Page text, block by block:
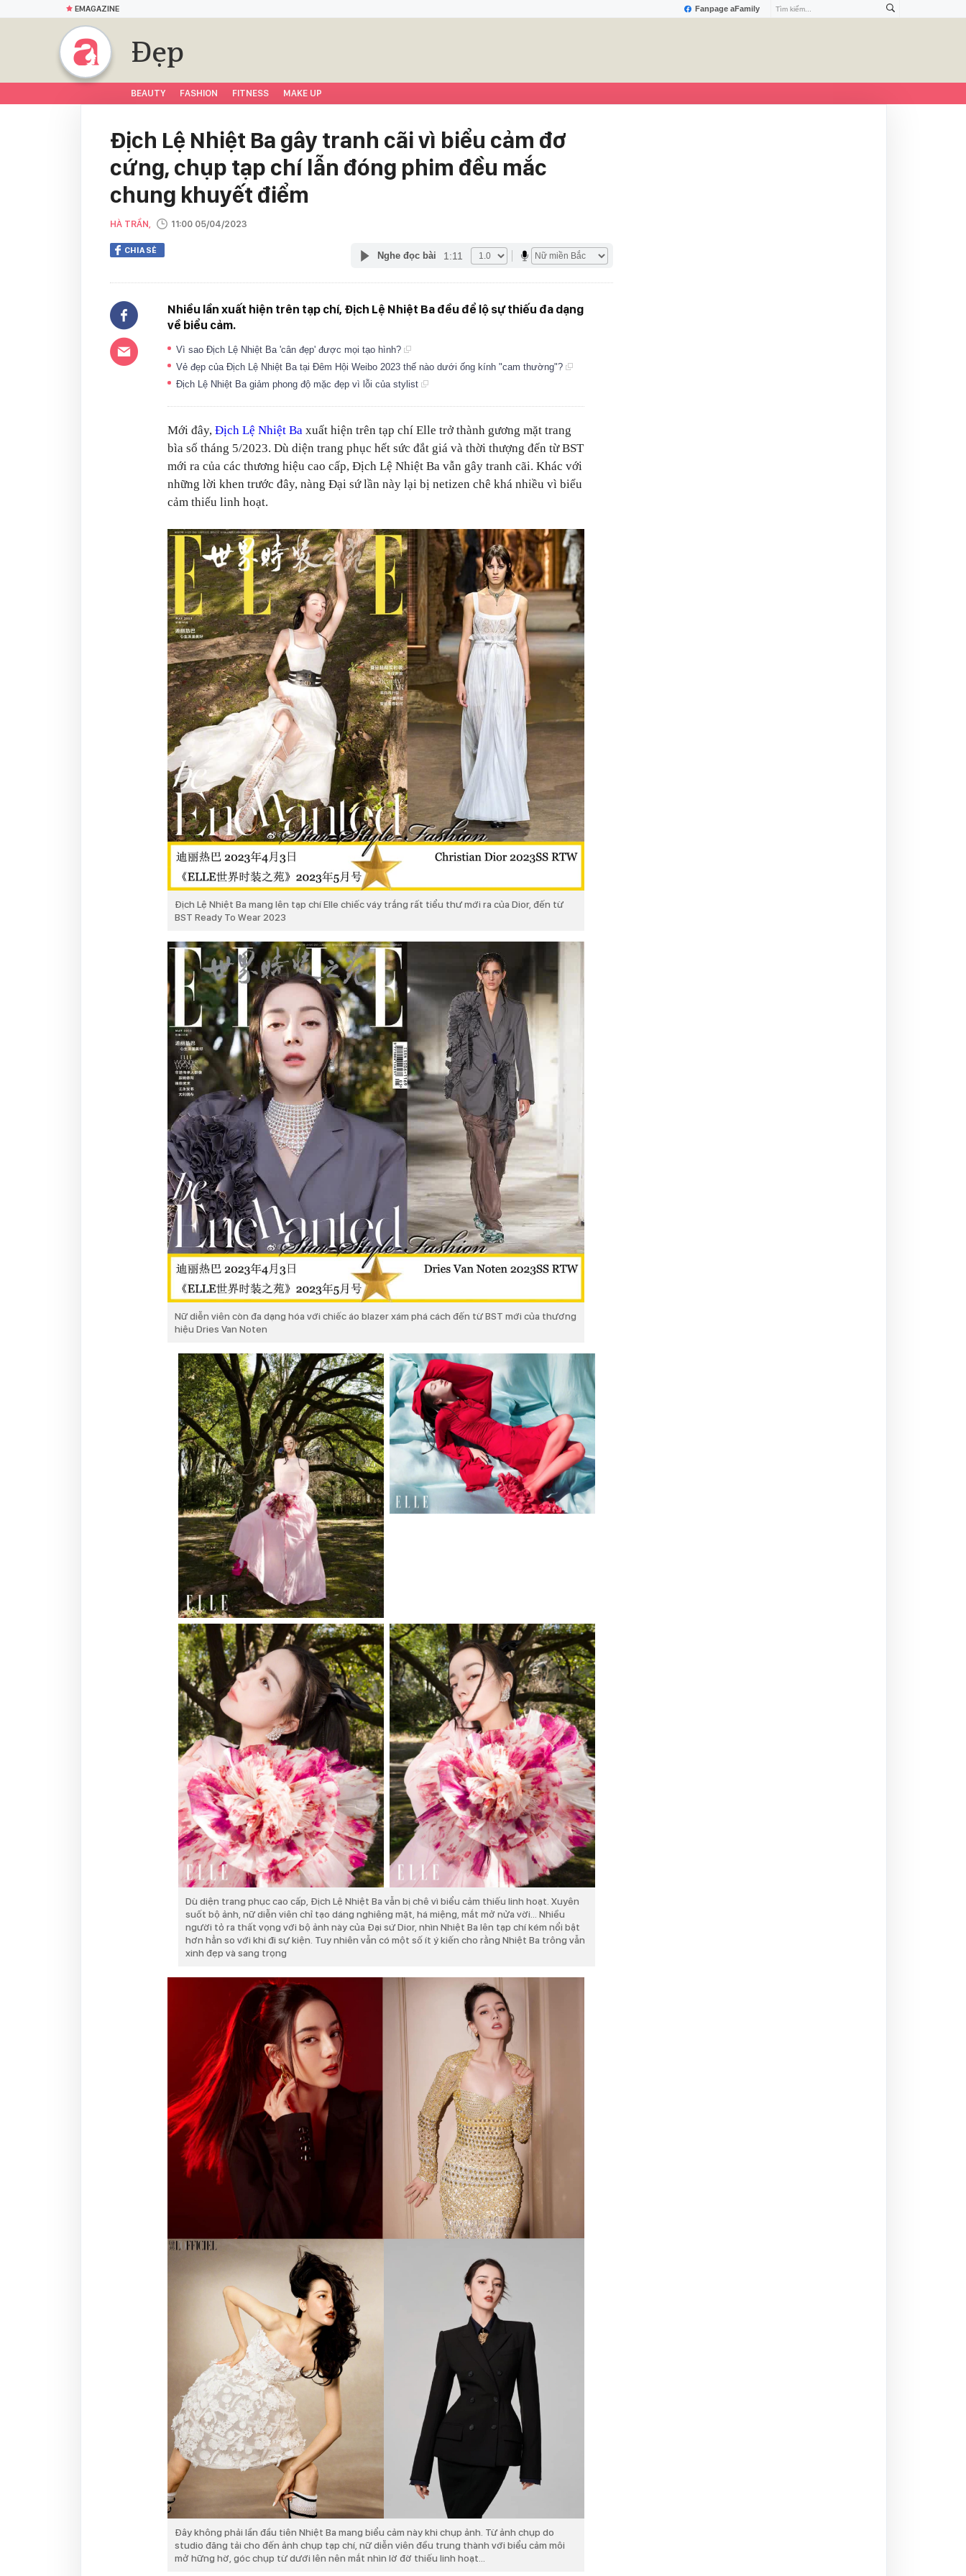
Fanpage aFamily
EMAGAZINE
Đẹp
BEAUTY FASHION FITNESS MAKE UP
Địch Lệ Nhiệt Ba gây tranh cãi vì biểu cảm đơ
cứng, chụp tạp chí lẫn đóng phim đều mắc
chung khuyết điểm
HÀ TRẦN, 11:00 05/04/2023
CHIA SẺ Nghe đọc bài 1:11
Nhiều lần xuất hiện trên tạp chí, Địch Lệ Nhiệt Ba đều để lộ sự thiếu đa dạng
về biểu cảm.
Vì sao Địch Lệ Nhiệt Ba 'cân đẹp' được mọi tạo hình?
Vẻ đẹp của Địch Lệ Nhiệt Ba tại Đêm Hội Weibo 2023 thế nào dưới ống kính "cam thường"?
Địch Lệ Nhiệt Ba giảm phong độ mặc đẹp vì lỗi của stylist
Mới đây, Địch Lệ Nhiệt Ba xuất hiện trên tạp chí Elle trở thành gương mặt trang
bìa số tháng 5/2023. Dù diện trang phục hết sức đắt giá và thời thượng đến từ BST
mới ra của các thương hiệu cao cấp, Địch Lệ Nhiệt Ba vẫn gây tranh cãi. Khác với
những lời khen trước đây, nàng Đại sứ lần này lại bị netizen chê khá nhiều vì biểu
cảm thiếu linh hoạt.
Địch Lệ Nhiệt Ba mang lên tạp chí Elle chiếc váy trắng rất tiểu thư mới ra của Dior, đến từ
BST Ready To Wear 2023
Nữ diễn viên còn đa dạng hóa với chiếc áo blazer xám phá cách đến từ BST mới của thương
hiệu Dries Van Noten
Dù diện trang phục cao cấp, Địch Lệ Nhiệt Ba vẫn bị chê vì biểu cảm thiếu linh hoạt. Xuyên
suốt bộ ảnh, nữ diễn viên chỉ tạo dáng nghiêng mặt, há miệng, mắt mở nửa vời... Nhiều
người tỏ ra thất vọng với bộ ảnh này của Đại sứ Dior, nhìn Nhiệt Ba lên tạp chí kém nổi bật
hơn hẳn so với khi đi sự kiện. Tuy nhiên vẫn có một số ít ý kiến cho rằng Nhiệt Ba trông vẫn
xinh đẹp và sang trọng
Đây không phải lần đầu tiên Nhiệt Ba mang biểu cảm này khi chụp ảnh. Từ ảnh chụp do
studio đăng tải cho đến ảnh chụp tạp chí, nữ diễn viên đều trung thành với biểu cảm môi
mở hững hờ, góc chụp từ dưới lên nên mắt nhìn lờ đờ thiếu linh hoạt...